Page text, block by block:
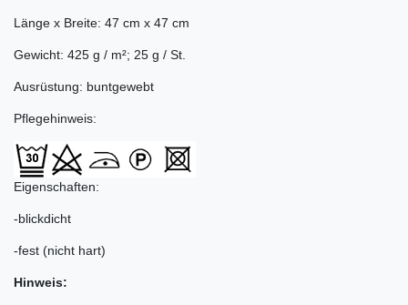
Länge x Breite: 47 cm x 47 cm
Gewicht: 425 g / m²; 25 g / St.
Ausrüstung: buntgewebt
Pflegehinweis:
Eigenschaften:
-blickdicht
-fest (nicht hart)
Hinweis: